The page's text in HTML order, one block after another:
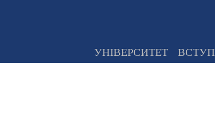
УНІВЕРСИТЕТ ВСТУП